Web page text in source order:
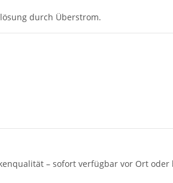
durch Überstrom.
– sofort verfügbar vor Ort